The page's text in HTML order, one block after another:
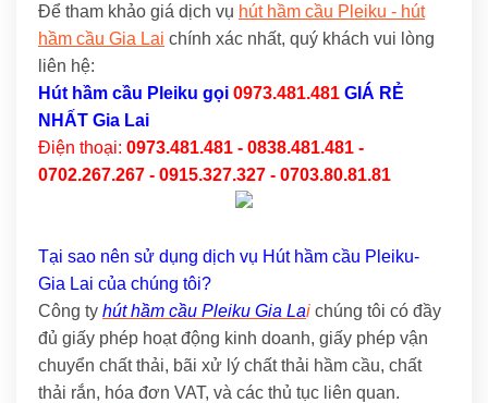
Để tham khảo giá dịch vụ hút hầm cầu Pleiku - hút
hầm cầu Gia Lai chính xác nhất, quý khách vui lòng
liên hệ:
Hút hầm cầu Pleiku gọi 0973.481.481 GIÁ RẺ
NHẤT Gia Lai
Điện thoại: 0973.481.481 - 0838.481.481 -
0702.267.267 - 0915.327.327 - 0703.80.81.81
Tại sao nên sử dụng dịch vụ Hút hầm cầu Pleiku-
Gia Lai của chúng tôi?
Công ty hút hầm cầu Pleiku Gia Lai chúng tôi có đầy
đủ giấy phép hoạt động kinh doanh, giấy phép vận
chuyển chất thải, bãi xử lý chất thải hầm cầu, chất
thải rắn, hóa đơn VAT, và các thủ tục liên quan.